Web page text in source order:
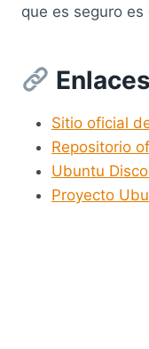
que es seguro es
Sitio oficial
Repositorio
Ubuntu
Proyecto